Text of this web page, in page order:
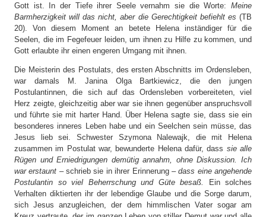
Gott ist. In der Tiefe ihrer Seele vernahm sie die Worte: Meine
Barmherzigkeit will das nicht, aber die Gerechtigkeit befiehlt es (TB
20). Von diesem Moment an betete Helena inständiger für die
Seelen, die im Fegefeuer leiden, um ihnen zu Hilfe zu kommen, und
Gott erlaubte ihr einen engeren Umgang mit ihnen.
Die Meisterin des Postulats, des ersten Abschnitts im Ordensleben,
war damals M. Janina Olga Bartkiewicz, die den jungen
Postulantinnen, die sich auf das Ordensleben vorbereiteten, viel
Herz zeigte, gleichzeitig aber war sie ihnen gegenüber anspruchsvoll
und führte sie mit harter Hand. Über Helena sagte sie, dass sie ein
besonderes inneres Leben habe und ein Seelchen sein müsse, das
Jesus lieb sei. Schwester Szymona Nalewajk, die mit Helena
zusammen im Postulat war, bewunderte Helena dafür, dass sie alle
Rügen und Erniedrigungen demütig annahm, ohne Diskussion. Ich
war erstaunt – schrieb sie in ihrer Erinnerung –dass eine angehende
Postulantin so viel Beherrschung und Güte besaß.
Ein solches
Verhalten diktierten ihr der lebendige Glaube und die Sorge darum,
sich Jesus anzugleichen, der dem himmlischen Vater sogar am